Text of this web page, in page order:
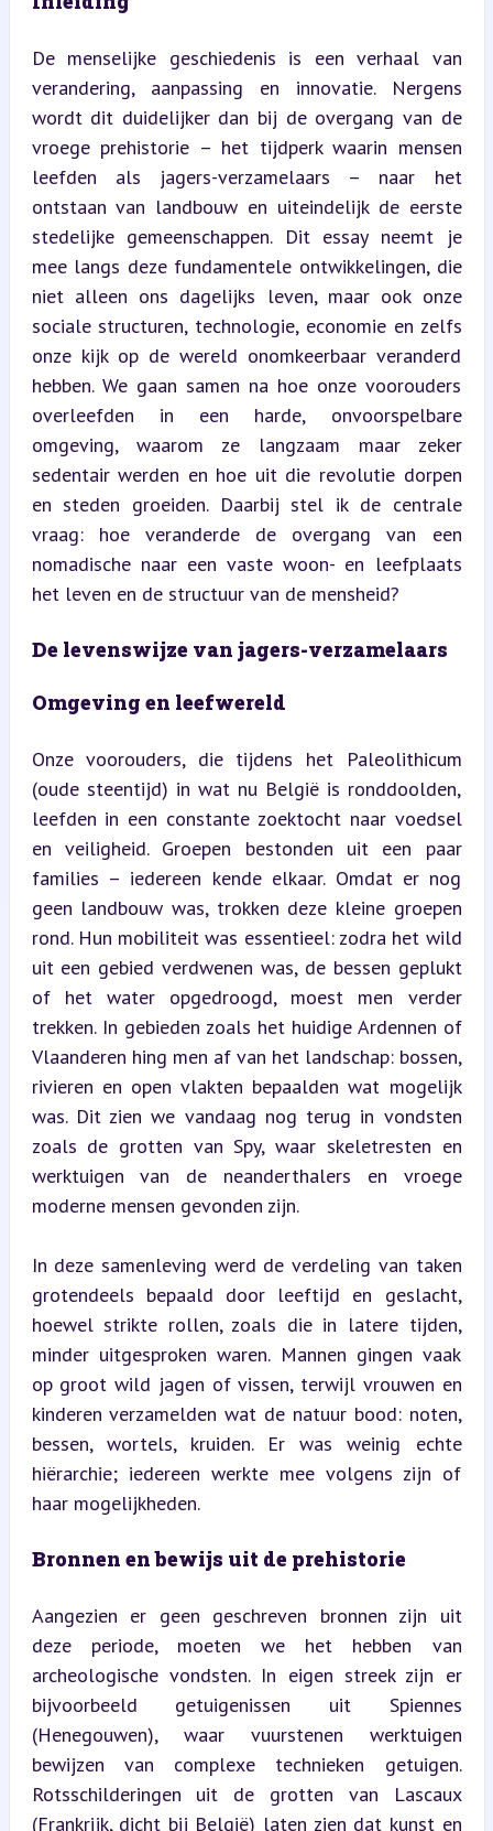
De menselijke geschiedenis is een verhaal van
verandering, aanpassing en innovatie. Nergens
wordt dit duidelijker dan bij de overgang van de
vroege prehistorie – het tijdperk waarin mensen
leefden als jagers-verzamelaars – naar het
ontstaan van landbouw en uiteindelijk de eerste
stedelijke gemeenschappen. Dit essay neemt je
mee langs deze fundamentele ontwikkelingen, die
niet alleen ons dagelijks leven, maar ook onze
sociale structuren, technologie, economie en zelfs
onze kijk op de wereld onomkeerbaar veranderd
hebben. We gaan samen na hoe onze voorouders
overleefden in een harde, onvoorspelbare
omgeving, waarom ze langzaam maar zeker
sedentair werden en hoe uit die revolutie dorpen
en steden groeiden. Daarbij stel ik de centrale
vraag: hoe veranderde de overgang van een
nomadische naar een vaste woon- en leefplaats
het leven en de structuur van de mensheid?
De levenswijze van jagers-verzamelaars
Omgeving en leefwereld
Onze voorouders, die tijdens het Paleolithicum
(oude steentijd) in wat nu België is ronddoolden,
leefden in een constante zoektocht naar voedsel
en veiligheid. Groepen bestonden uit een paar
families – iedereen kende elkaar. Omdat er nog
geen landbouw was, trokken deze kleine groepen
rond. Hun mobiliteit was essentieel: zodra het wild
uit een gebied verdwenen was, de bessen geplukt
of het water opgedroogd, moest men verder
trekken. In gebieden zoals het huidige Ardennen of
Vlaanderen hing men af van het landschap: bossen,
rivieren en open vlakten bepaalden wat mogelijk
was. Dit zien we vandaag nog terug in vondsten
zoals de grotten van Spy, waar skeletresten en
werktuigen van de neanderthalers en vroege
moderne mensen gevonden zijn.
In deze samenleving werd de verdeling van taken
grotendeels bepaald door leeftijd en geslacht,
hoewel strikte rollen, zoals die in latere tijden,
minder uitgesproken waren. Mannen gingen vaak
op groot wild jagen of vissen, terwijl vrouwen en
kinderen verzamelden wat de natuur bood: noten,
bessen, wortels, kruiden. Er was weinig echte
hiërarchie; iedereen werkte mee volgens zijn of
haar mogelijkheden.
Bronnen en bewijs uit de prehistorie
Aangezien er geen geschreven bronnen zijn uit
deze periode, moeten we het hebben van
archeologische vondsten. In eigen streek zijn er
bijvoorbeeld getuigenissen uit Spiennes
(Henegouwen), waar vuurstenen werktuigen
bewijzen van complexe technieken getuigen.
Rotsschilderingen uit de grotten van Lascaux
(Frankrijk, dicht bij België) laten zien dat kunst en